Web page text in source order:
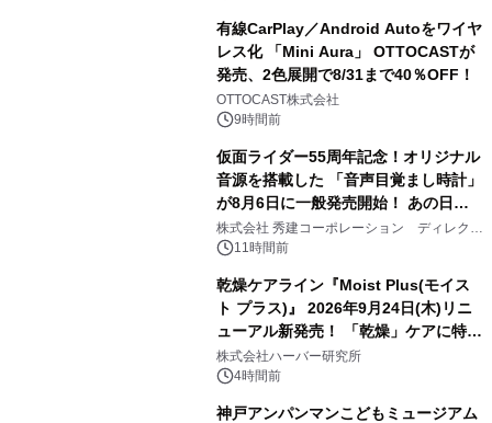
有線CarPlay／Android Autoをワイヤ
レス化 「Mini Aura」 OTTOCASTが
発売、2色展開で8/31まで40％OFF！
OTTOCAST株式会社
9時間前
仮面ライダー55周年記念！オリジナル
音源を搭載した 「音声目覚まし時計」
が8月6日に一般発売開始！ あの日の
大興奮が今甦る
株式会社 秀建コーポレーション ディレクト
アートギャラリー
11時間前
乾燥ケアライン『Moist Plus(モイス
ト プラス)』 2026年9月24日(木)リニ
ューアル新発売！ 「乾燥」ケアに特化
し、ライン使いで潤いに満ちた肌へ
株式会社ハーバー研究所
4時間前
神戸アンパンマンこどもミュージアム